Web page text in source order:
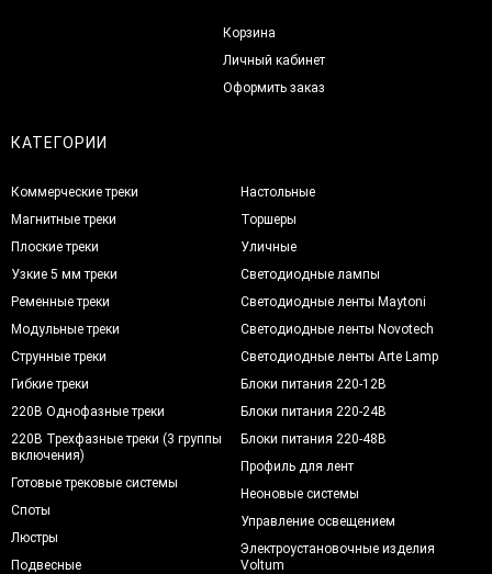
Корзина
Личный кабинет
Оформить заказ
КАТЕГОРИИ
Коммерческие треки
Магнитные треки
Плоские треки
Узкие 5 мм треки
Ременные треки
Модульные треки
Струнные треки
Гибкие треки
220В Однофазные треки
220В Трехфазные треки (3 группы
включения)
Готовые трековые системы
Споты
Люстры
Подвесные
Настольные
Торшеры
Уличные
Светодиодные лампы
Светодиодные ленты Maytoni
Светодиодные ленты Novotech
Светодиодные ленты Arte Lamp
Блоки питания 220-12В
Блоки питания 220-24В
Блоки питания 220-48В
Профиль для лент
Неоновые системы
Управление освещением
Электроустановочные изделия
Voltum